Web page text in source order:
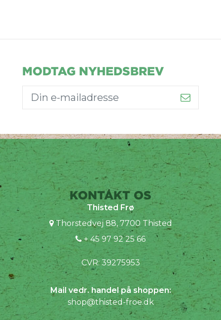
MODTAG NYHEDSBREV
KONTAKT OS
Thisted Frø
Thorstedvej 88, 7700 Thisted
+ 45 97 92 25 66
CVR: 39275953
Mail vedr. handel på shoppen:
shop@thisted-froe.dk